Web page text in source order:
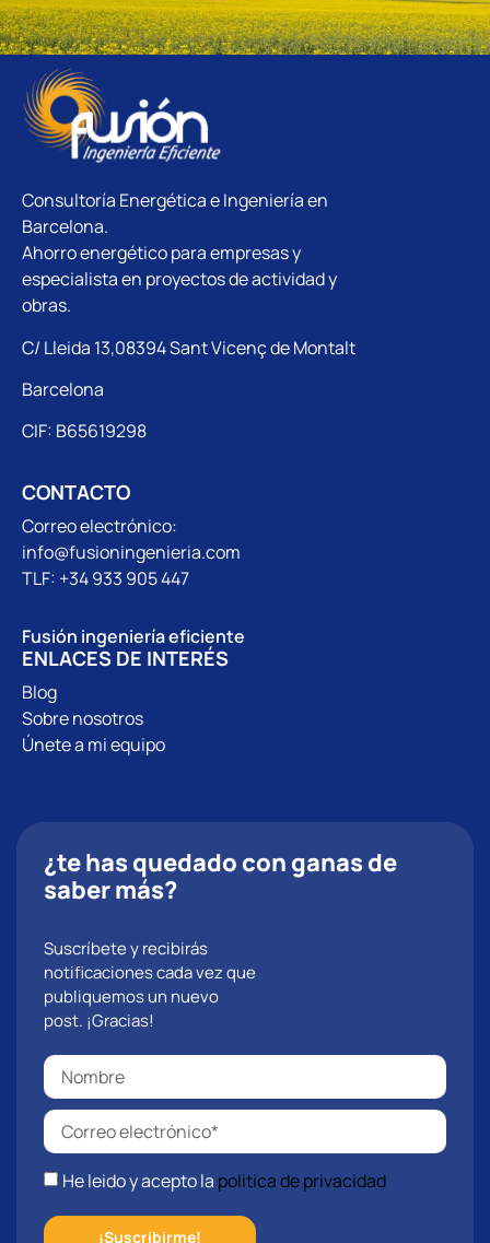
Consultoría Energética e Ingeniería en
Barcelona.
Ahorro energético para empresas y
especialista en proyectos de actividad y
obras.
C/ Lleida 13,08394 Sant Vicenç de Montalt
Barcelona
CIF: B65619298
CONTACTO
Correo electrónico:
info@fusioningenieria.com
TLF: +34 933 905 447
Fusión ingeniería eficiente
ENLACES DE INTERÉS
Blog
Sobre nosotros
Únete a mi equipo
¿te has quedado con ganas de
saber más?
Suscríbete y recibirás
notificaciones cada vez que
publiquemos un nuevo
post. ¡Gracias!
He leido y acepto la politica de privacidad
¡Suscribirme!